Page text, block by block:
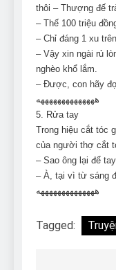
thôi – Thượng đế
– Thế 100 triệu
– Chỉ đáng 1 xu
– Vậy xin ngài rủ
nghèo khổ lắm.
– Được, con hãy
ههههههههههههههه
5. Rửa tay
Trong hiệu cắt tóc
của người thợ cắt
– Sao ông lại để
– À, tại vì từ sáng
ههههههههههههههه
Tagged: